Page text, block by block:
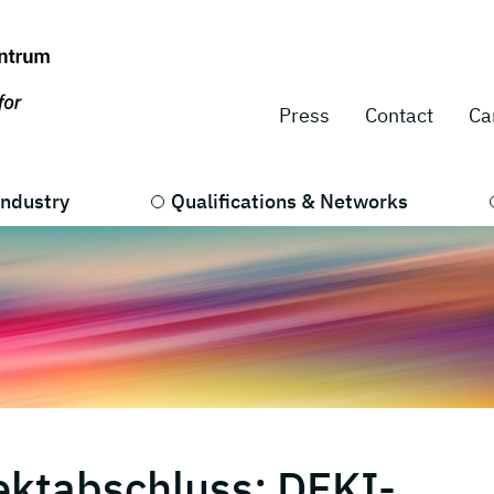
Press Contact
Qualifications & Networks